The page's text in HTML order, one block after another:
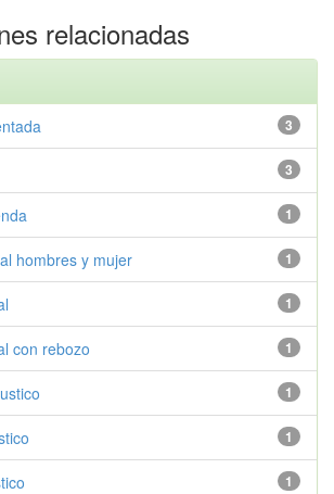
relacionadas
3
3
1
1
hombres y mujer
1
1
con rebozo
1
1
1